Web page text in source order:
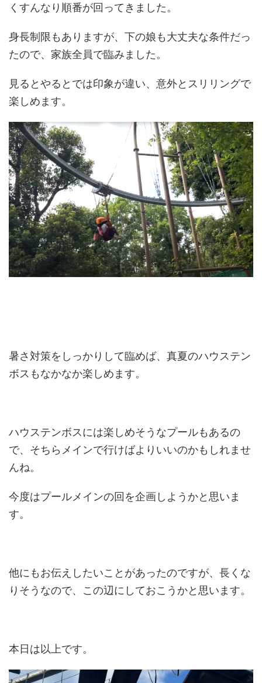
くすんなり順番が回ってきました。
身長制限もありますが、下の娘も大丈夫な条件だっ
たので、家族全員で臨みました。
見るとやるとでは印象が違い、意外とスリリングで
楽しめます。
暑さ対策をしっかりして臨めば、真夏のハウステン
ボスもなかなか楽しめます。
ハウステンボスには楽しめそうなプールもあるの
で、そちらメインで行けばよりいいのかもしれませ
んね。
今度はプールメインの回を企画しようかと思いま
す。
他にもお伝えしたいことがあったのですが、長くな
りそうなので、この辺にしておこうかと思います。
本日は以上です。